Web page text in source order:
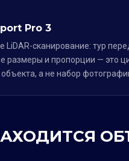
Pro 3
LiDAR-сканирование: тур
размеры и пропорции — это
а не набор